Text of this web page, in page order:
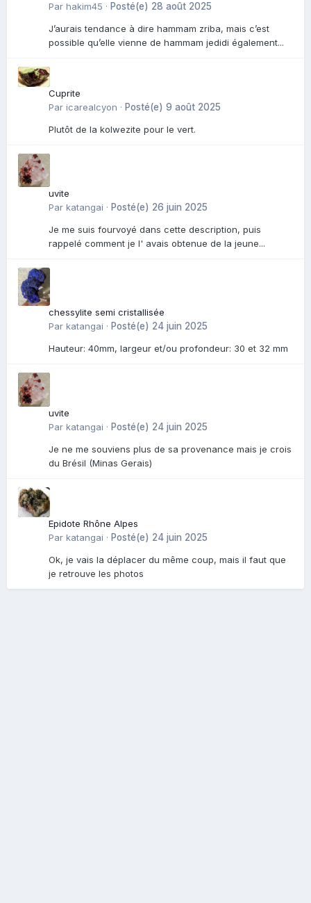
Par hakim45 · Posté(e) 28 août 2025
J’aurais tendance à dire hammam zriba, mais c’est
possible qu’elle vienne de hammam jedidi également...
Cuprite
Par icarealcyon · Posté(e) 9 août 2025
Plutôt de la kolwezite pour le vert.
uvite
Par katangai · Posté(e) 26 juin 2025
Je me suis fourvoyé dans cette description, puis
rappelé comment je l' avais obtenue de la jeune...
chessylite semi cristallisée
Par katangai · Posté(e) 24 juin 2025
Hauteur: 40mm, largeur et/ou profondeur: 30 et 32 mm
uvite
Par katangai · Posté(e) 24 juin 2025
Je ne me souviens plus de sa provenance mais je crois
du Brésil (Minas Gerais)
Epidote Rhône Alpes
Par katangai · Posté(e) 24 juin 2025
Ok, je vais la déplacer du même coup, mais il faut que
je retrouve les photos